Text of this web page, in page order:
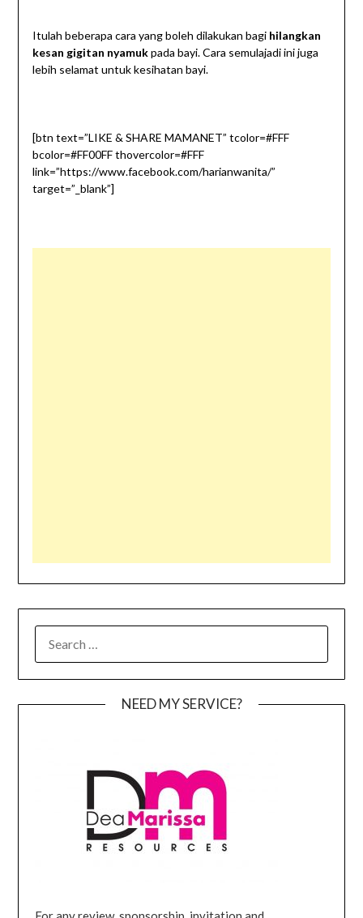
Itulah beberapa cara yang boleh dilakukan bagi hilangkan
kesan gigitan nyamukpada bayi. Cara semulajadi ini juga
lebih selamat untuk kesihatan bayi.
[btn text=”LIKE & SHARE MAMANET” tcolor=#FFF
bcolor=#FF00FF thovercolor=#FFF
link=”https://www.facebook.com/harianwanita/”
target=”_blank”]
FOR:
NEED MY SERVICE?